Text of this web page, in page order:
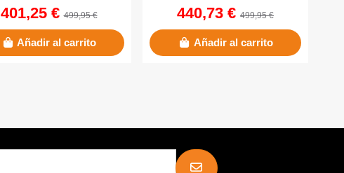
SSD | 16 GB DDR4 |...
401,25 €499,95 €
Añadir al carrito
GB M.2 SSD | 16 GB DDR4 |...
440,73 € 499,95 €
Añadir al carrito